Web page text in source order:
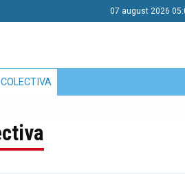
07 august 2026